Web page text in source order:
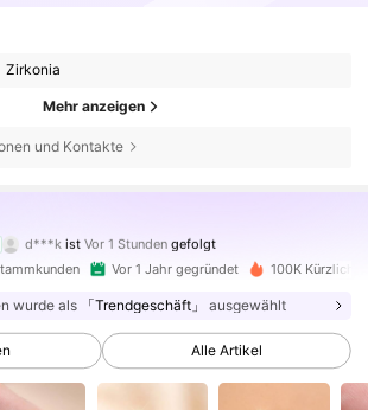
Zirkonia
Mehr anzeigen
und Kontakte
j***eist am Durchsuchen
4,89
21K Follower
21K Follower
Vor 1 Jahr gegründet 100K Kürzlich
wurde als 「Trendgeschäft」 ausgewählt
Alle Artikel